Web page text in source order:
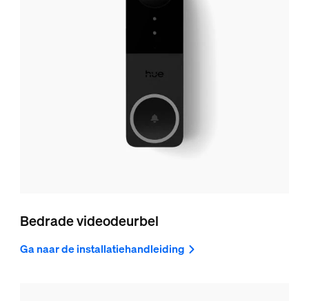
Bedrade videodeurbel
Ga naar de installatiehandleiding